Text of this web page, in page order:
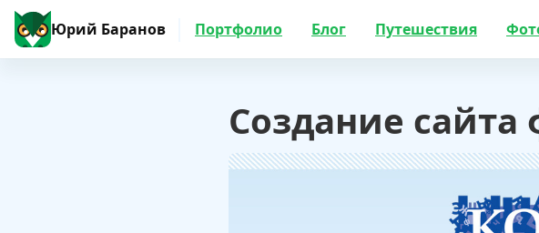
Юрий Баранов Портфолио Блог Путешествия
Создание